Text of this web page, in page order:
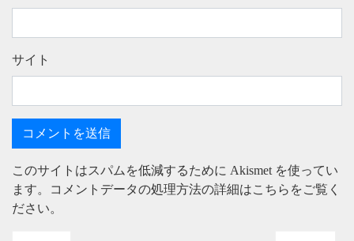
サイト
このサイトはスパムを低減するために Akismet を使ってい
ます。
コメントデータの処理方法の詳細はこちらをご覧く
ださい。